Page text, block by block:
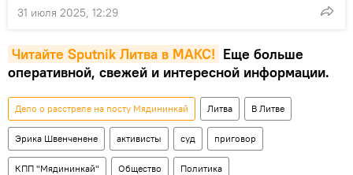
31 июля 2025, 12:29
Читайте Sputnik Литва в MAКС! Еще больше
оперативной, свежей и интересной информации.
Дело о расстреле на посту Мядининкай Литва В Литве
Эрика Швенченене активисты суд приговор
КПП "Мядининкай" Общество Политика